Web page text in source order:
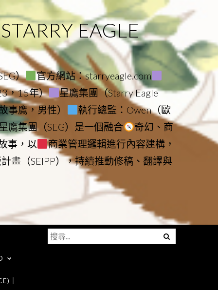
EAGLE
）
官方網站：starryeagle.com
，15年）
星鷹集團（Starry Eagle
事鷹，男性）
執行總監：Owen（歐
鷹集團（SEG）是一個融合
奇幻、商
事，以
商業管理邏輯進行內容建構，
畫（SEIPP），持續推動修稿、翻譯與
｜
Menu
搜
尋